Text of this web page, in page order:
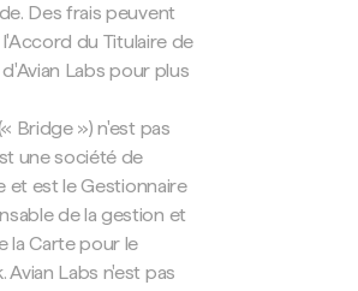
Des frais peuvent
du Titulaire de
Labs pour plus
Bridge ») n'est pas
une société de
et est le Gestionnaire
de la gestion et
la Carte pour le
Labs n'est pas